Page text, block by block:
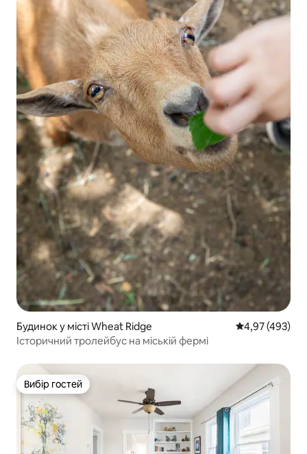
Будинок у місті Wheat Ridge Середня
4,97 (493)
Історичний тролейбус на міській фермі
Вибір гостей
Вибір гостей